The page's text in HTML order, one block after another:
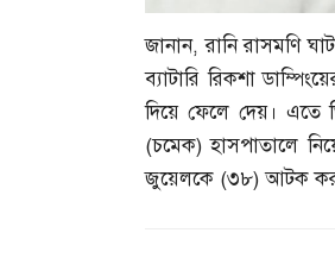
জানান,রানি রাসমণি
ব্যাটারি রিকশা
দিয়ে ফেলে দেয়। এতে
(চমেক)হাসপাতালে
জুয়েলকে (৩৮)আটক